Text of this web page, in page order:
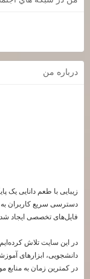
درباره من
زیبایی با طعم دانایی یک
دسترسی سریع کاربران به
فایل‌های تخصصی ایجاد
در این سایت تلاش
دانشجویی، ابزارهای
در کمترین زمان به منابع